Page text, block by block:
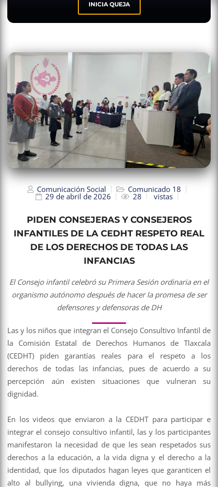
INICIA QUEJA
Comunicación Social Comunicado 18
29 de abril de 2026 28 vistas
PIDEN CONSEJERAS Y CONSEJEROS
INFANTILES DE LA CEDHT RESPETO REAL
DE LOS DERECHOS DE TODAS LAS
INFANCIAS
El Consejo infantil celebró su Primera Sesión ordinaria en el
organismo autónomo después de hacer la promesa de ser
defensores y defensoras de DH
Las y los niños que integran el Consejo Consultivo Infantil de
la Comisión Estatal de Derechos Humanos de Tlaxcala
(CEDHT) piden garantías reales para el respeto a los
derechos de todas las infancias, pues de acuerdo a su
percepción aún existen situaciones que vulneran su
dignidad.
En los videos que enviaron a la CEDHT para participar e
integrar el consejo consultivo infantil, las y los participantes
manifestaron la necesidad de que les sean respetados sus
derechos a la educación, a la vida digna y el derecho a la
identidad, que los diputados hagan leyes que garanticen el
alto al bullying, una vivienda digna, que no haya más